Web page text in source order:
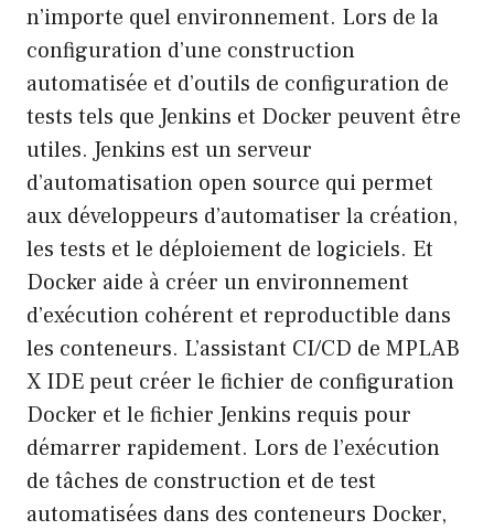
n’importe quel environnement. Lors de la
configuration d’une construction
automatisée et d’outils de configuration de
tests tels que Jenkins et Docker peuvent être
utiles. Jenkins est un serveur
d’automatisation open source qui permet
aux développeurs d’automatiser la création,
les tests et le déploiement de logiciels. Et
Docker aide à créer un environnement
d’exécution cohérent et reproductible dans
les conteneurs. L’assistant CI/CD de MPLAB
X IDE peut créer le fichier de configuration
Docker et le fichier Jenkins requis pour
démarrer rapidement. Lors de l’exécution
de tâches de construction et de test
automatisées dans des conteneurs Docker,